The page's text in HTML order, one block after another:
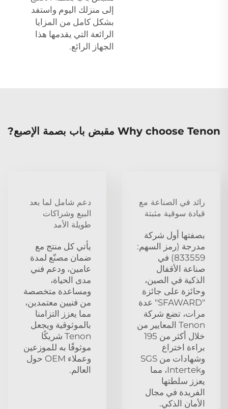
إلى منزلك اليوم واستفد
بشكل كامل من المزايا
الرائعة التي يقدمها هذا
الجهاز الرائع.
Why choose Tenon مقبض باب بصمة الإصبع?
رائد في الصناعة مع
قيادة سوقية مثبتة
بصفتها أول شركة
مدرجة (رمز السهم:
833559) في
صناعة الأقفال
الذكية في الصين،
وحائزة على جائزة
"SFAWARD" عدة
مرات، تضع شركة
Tenon المعايير من
خلال أكثر من 195
براءة اختراع
وشهادات من SGS
وIntertek، مما
يعزز سلطتها
الفريدة في مجال
الأمان الذكي.
دعم شامل لما بعد
البيع وشراكات
طويلة الأمد
يأتي كل منتج مع
ضمان مصنّع لمدة
عامين، ودعم فني
مدى الحياة،
ومساعدة متخصصة
من فنيين معتمدين،
مما يعزز التزامنا
بالموثوقية ويجعل
Tenon شريكًا
موثوقًا به للموزعين
وعملاء OEM حول
العالم.